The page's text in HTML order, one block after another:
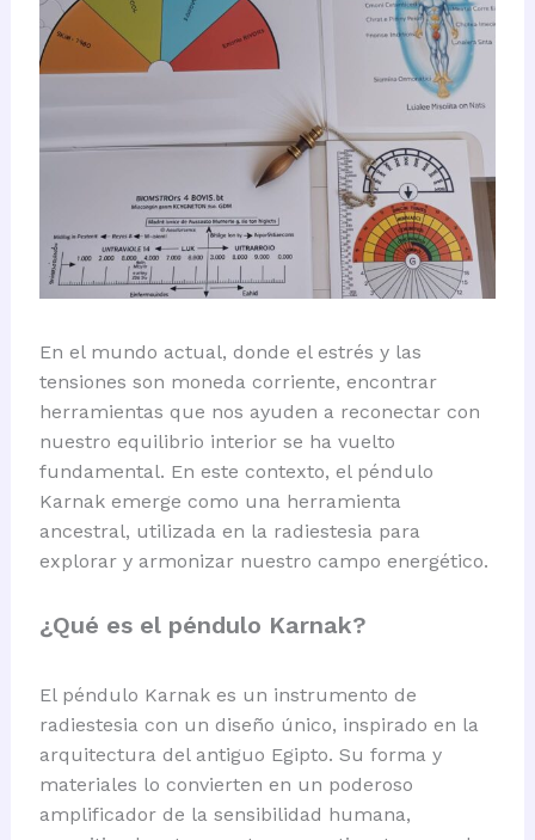
En el mundo actual, donde el estrés y las
tensiones son moneda corriente, encontrar
herramientas que nos ayuden a reconectar con
nuestro equilibrio interior se ha vuelto
fundamental. En este contexto, el péndulo
Karnak emerge como una herramienta
ancestral, utilizada en la radiestesia para
explorar y armonizar nuestro campo energético.
¿Qué es el péndulo Karnak?
El péndulo Karnak es un instrumento de
radiestesia con un diseño único, inspirado en la
arquitectura del antiguo Egipto. Su forma y
materiales lo convierten en un poderoso
amplificador de la sensibilidad humana,